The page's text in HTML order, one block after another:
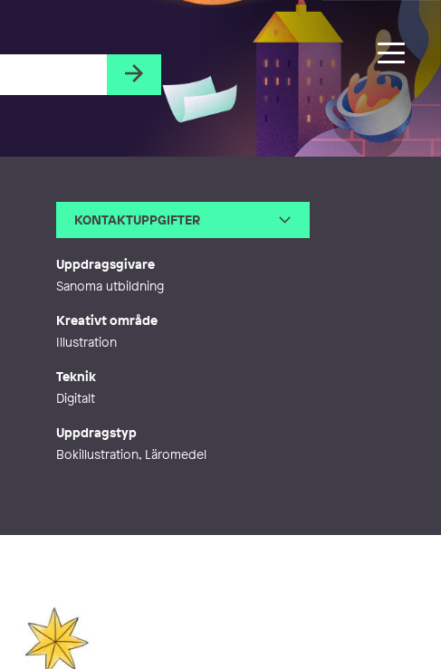
KONTAKTUPPGIFTER
Telefon
https://bjornstromform.se
Uppdragsgivare
Sanoma utbildning
Kreativt område
Illustration
Teknik
Digitalt
Uppdragstyp
Bokillustration, Läromedel